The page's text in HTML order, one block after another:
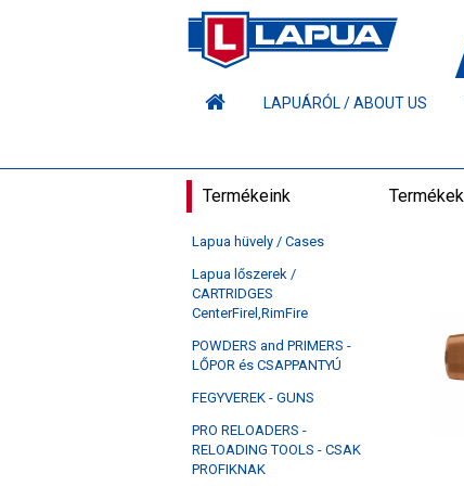
LAPUÁRÓL / ABOUT US
Termékeink
Lapua hüvely / Cases
Lapua lőszerek /
CARTRIDGES
CenterFirel,RimFire
POWDERS and PRIMERS -
LŐPOR és CSAPPANTYÚ
FEGYVEREK - GUNS
PRO RELOADERS -
RELOADING TOOLS - CSAK
PROFIKNAK
Termékek